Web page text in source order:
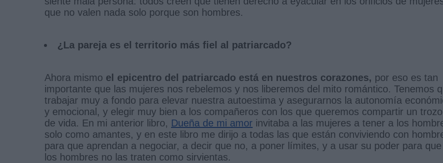
que no valen nada solo porque son hombres.
¿La pareja es el territorio más fiel al patriarcado?
Ahora mismo el epicentro del patriarcado está en nuestros corazones, por eso es tan
importante que las mujeres nos rebelemos y nos liberemos del mito romántico. Tenemos
trabajar muy a fondo para elevar nuestra autoestima y asegurarnos la autonomía
y emocional, y elegir muy bien a los compañeros con los que queremos compartir un trozo
de vida. En mi anterior libro, Dueña de mi amor invitaba a las mujeres a tener a los
solo como amantes, y en este libro me dirijo a todas las que están conviviendo con
para que aprendan a negociar, a decir que no, a poner límites, y a usar su poder para que
los hombres no las traten como sirvientas.